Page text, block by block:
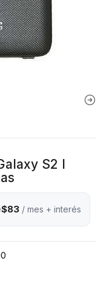
S2 I
$83 / mes + interés